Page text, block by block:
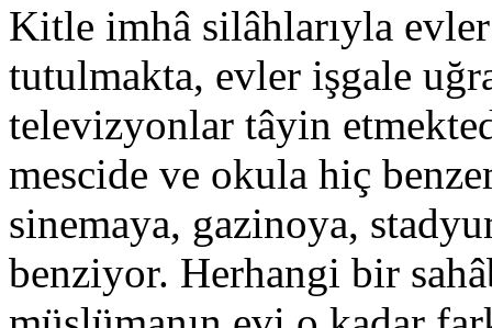
Kitle imhâ silâhlarıyla
tutulmakta, evler işgale
televizyonlar tâyin
mescide ve okula hiç
sinemaya, gazinoya,
benziyor. Herhangi bir